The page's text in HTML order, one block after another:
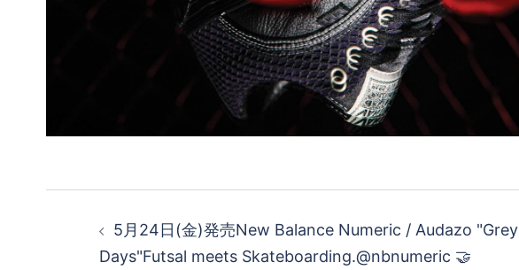
5月24日(金)発売New Balance Numeric / Audazo "Grey
Days"Futsal meets Skateboarding.⁠@nbnumeric 🤝